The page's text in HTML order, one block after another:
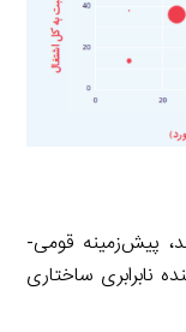
میزان درآمد، پیش‌زمینه قومی-
نابرابری ساختاری